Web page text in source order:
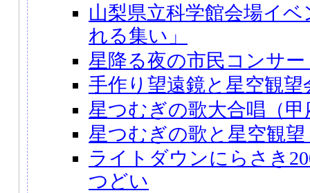
山梨県立科学館会場イ
れる集い」
星降る夜の市民コンサ
手作り望遠鏡と星空観望
星つむぎの歌大合唱（甲
星つむぎの歌と星空観望
ライトダウンにらさき
つどい